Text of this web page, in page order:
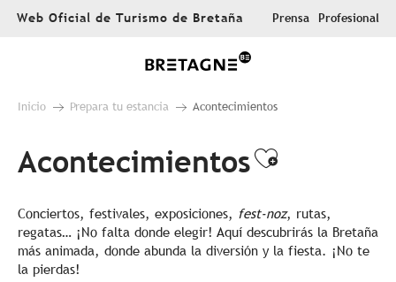
AllerWeb Oficial de Turismo de Bretaña Prensa Profesional
Inicio Prepara tu estancia Acontecimientos
AcontecimientosAjouter
Conciertos, festivales, exposiciones, fest-noz, rutas,
regatas… ¡No falta donde elegir! Aquí descubrirás la Bretaña
más animada, donde abunda la diversión y la fiesta. ¡No te
la pierdas!